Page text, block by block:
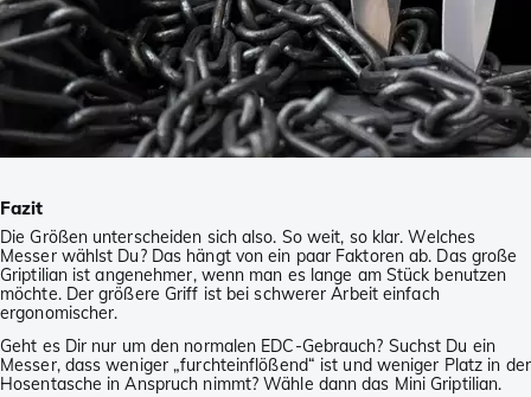
Fazit
Die Größen unterscheiden sich also. So weit, so klar. Welches
Messer wählst Du? Das hängt von ein paar Faktoren ab. Das große
Griptilian ist angenehmer, wenn man es lange am Stück benutzen
möchte. Der größere Griff ist bei schwerer Arbeit einfach
ergonomischer.
Geht es Dir nur um den normalen EDC-Gebrauch? Suchst Du ein
Messer, dass weniger „furchteinflößend“ ist und weniger Platz in der
Hosentasche in Anspruch nimmt? Wähle dann das Mini Griptilian.